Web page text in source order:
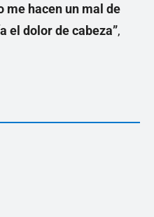
me hacen un mal de
el dolor de cabeza”,